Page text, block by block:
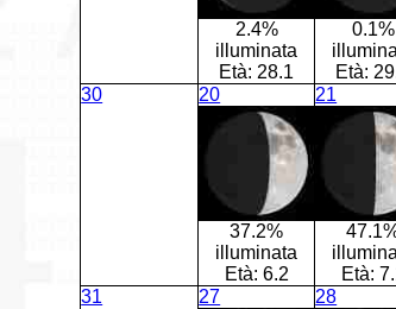
2.4%
illuminata
Età: 28.1
0.1%
Età:
30
20
37.2%
illuminata
Età: 6.2
21
Età:
31
27 28